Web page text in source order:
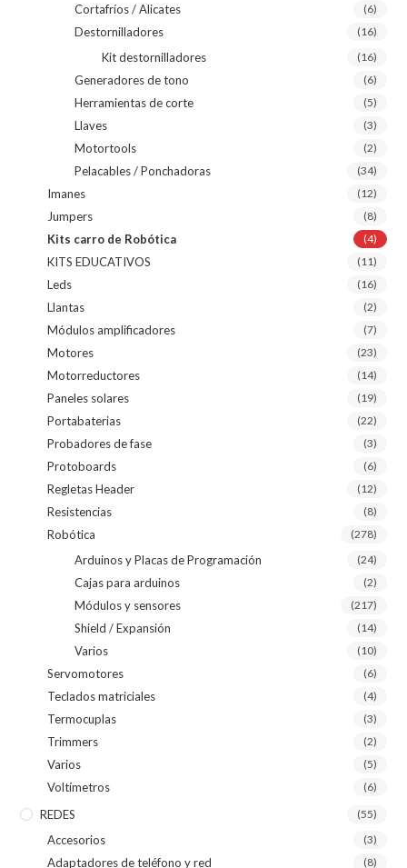
Cortafríos / Alicates (6)
Destornilladores (16)
Kit destornilladores (16)
Generadores de tono (6)
Herramientas de corte (5)
Llaves (3)
Motortools (2)
Pelacables / Ponchadoras (34)
Imanes (12)
Jumpers (8)
Kits carro de Robótica (4)
KITS EDUCATIVOS (11)
Leds (16)
Llantas (2)
Módulos amplificadores (7)
Motores (23)
Motorreductores (14)
Paneles solares (19)
Portabaterias (22)
Probadores de fase (3)
Protoboards (6)
Regletas Header (12)
Resistencias (8)
Robótica (278)
Arduinos y Placas de Programación (24)
Cajas para arduinos (2)
Módulos y sensores (217)
Shield / Expansión (14)
Varios (10)
Servomotores (6)
Teclados matriciales (4)
Termocuplas (3)
Trimmers (2)
Varios (5)
Voltímetros (6)
REDES (55)
Accesorios (3)
Adaptadores de teléfono y red (8)